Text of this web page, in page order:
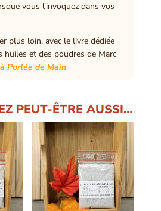
vous l'invoquez dans vos
plus loin, avec le livre dédiée
huiles et des poudres de Marc
Portée de Main
PEUT-ÊTRE AUSSI…